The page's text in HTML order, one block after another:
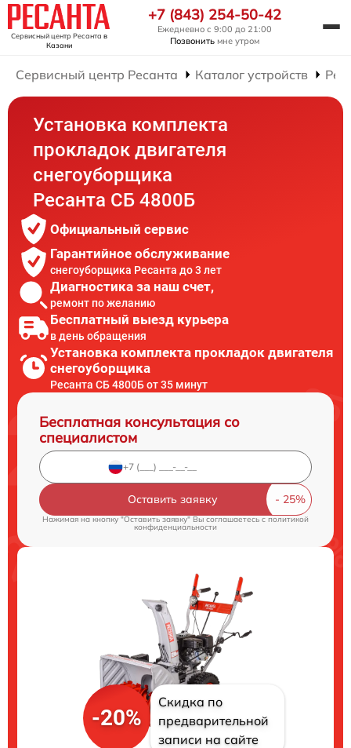
Сервисный центр Ресанта в
Казани
+7 (843) 254-50-42
Ежедневно с 9:00 до 21:00
Позвонить мне утром
Сервисный центр Ресанта Каталог устройств
Установка комплекта
прокладок двигателя
снегоуборщика
Ресанта СБ 4800Б
Официальный сервис
Гарантийное обслуживание
снегоуборщика Ресанта до 3 лет
Диагностика за наш счет,
ремонт по желанию
Бесплатный выезд курьера
в день обращения
Установка комплекта прокладок двигателя
снегоуборщика
Ресанта СБ 4800Б от 35 минут
Бесплатная консультация со
специалистом
Оставить заявку
Нажимая на кнопку "Оставить заявку" Вы соглашаетесь cполитикой
конфиденциальности
-20%
Скидка по
предварительной
записи на сайте